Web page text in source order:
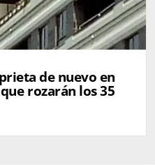
de nuevo en
rozarán los 35